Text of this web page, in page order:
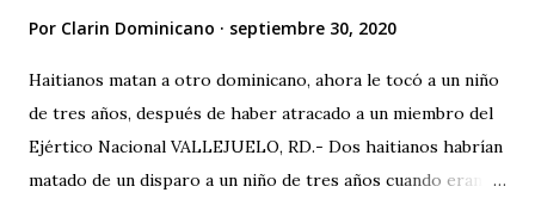
Por Clarin Dominicano septiembre 30, 2020
Haitianos matan a otro dominicano, ahora le tocó a un niño
de tres años, después de haber atracado a un miembro del
Ejértico Nacional VALLEJUELO, RD.- Dos haitianos habrían
matado de un disparo a un niño de tres años cuando eran